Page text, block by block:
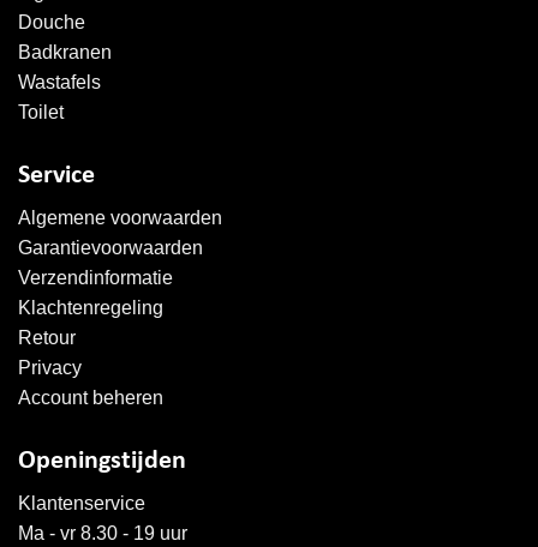
Douche
Badkranen
Wastafels
Toilet
Service
Algemene voorwaarden
Garantievoorwaarden
Verzendinformatie
Klachtenregeling
Retour
Privacy
Account beheren
Openingstijden
Klantenservice
Ma - vr 8.30 - 19 uur